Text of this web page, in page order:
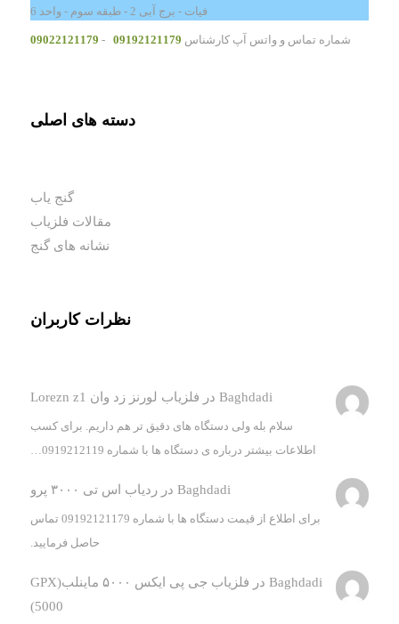
فیات - برج آبی 2 - طبقه سوم - واحد 6
شماره تماس و واتس آپ کارشناس 09192121179
-
09022121179
دسته های اصلی
گنج یاب
مقالات فلزیاب
نشانه های گنج
نظرات کاربران
Baghdadi در فلزیاب لورنز زد وان Lorezn z1
سلام بله ولی دستگاه های دقیق تر هم داریم. برای کسب
اطلاعات بیشتر درباره ی دستگاه ها با شماره 0919212119…
Baghdadi درردیاب اس تی ۳۰۰۰ پرو
برای اطلاع از قیمت دستگاه ها با شماره 09192121179 تماس
حاصل فرمایید.
Baghdadi در
فلزیاب جی پی ایکس ۵۰۰۰ ماینلب(GPX
5000)